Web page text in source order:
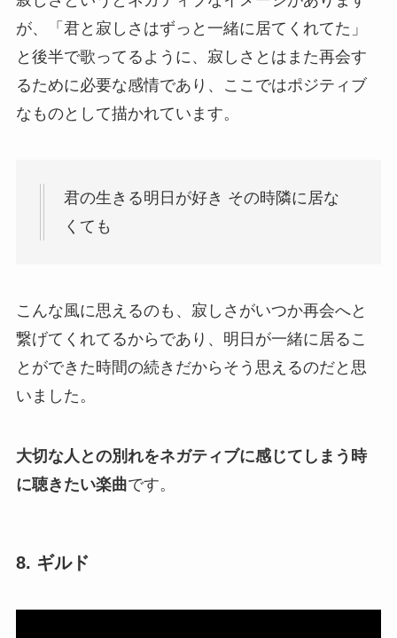
が、「君と寂しさはずっと一緒に居てくれてた」
と後半で歌ってるように、寂しさとはまた再会す
るために必要な感情であり、ここではポジティブ
なものとして描かれています。
君の生きる明日が好き その時隣に居な
くても
こんな風に思えるのも、寂しさがいつか再会へと
繋げてくれてるからであり、明日が一緒に居るこ
とができた時間の続きだからそう思えるのだと思
いました。
大切な人との別れをネガティブに感じてしまう時
に聴きたい楽曲です。
8. ギルド